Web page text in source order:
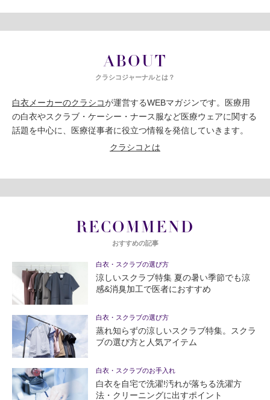
ABOUT
クラシコジャーナルとは？
白衣メーカーのクラシコが運営するWEBマガジンです。医療用
の白衣やスクラブ・ケーシー・ナース服など医療ウェアに関する
話題を中心に、医療従事者に役立つ情報を発信していきます。
クラシコとは
RECOMMEND
おすすめの記事
白衣・スクラブの選び方
涼しいスクラブ特集 夏の暑い季節でも涼
感&消臭加工で医者におすすめ
白衣・スクラブの選び方
蒸れ知らずの涼しいスクラブ特集。スクラ
ブの選び方と人気アイテム
白衣・スクラブのお手入れ
白衣を自宅で洗濯!汚れが落ちる洗濯方
法・クリーニングに出すポイント